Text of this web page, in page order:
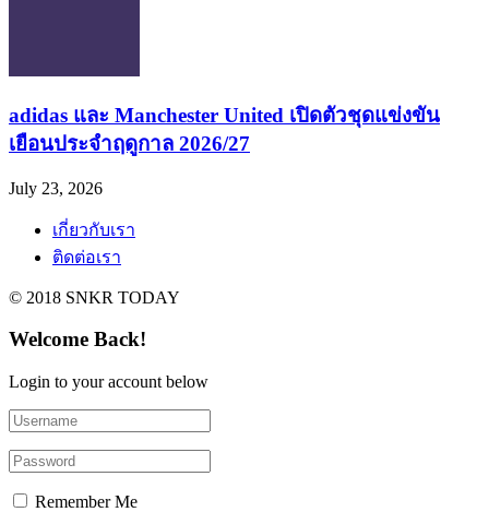
adidas และ Manchester United เปิดตัวชุดแข่งขัน
July 23, 2026
เกี่ยวกับเรา
ติดต่อเรา
© 2018 SNKR TODAY
Welcome Back!
Login to your account below
Remember Me